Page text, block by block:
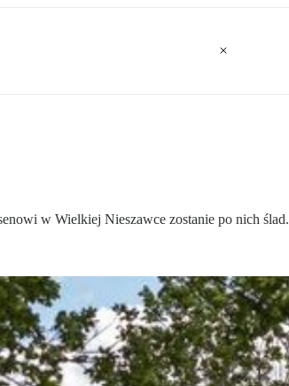
w Wielkiej Nieszawce zostanie po nich ślad.